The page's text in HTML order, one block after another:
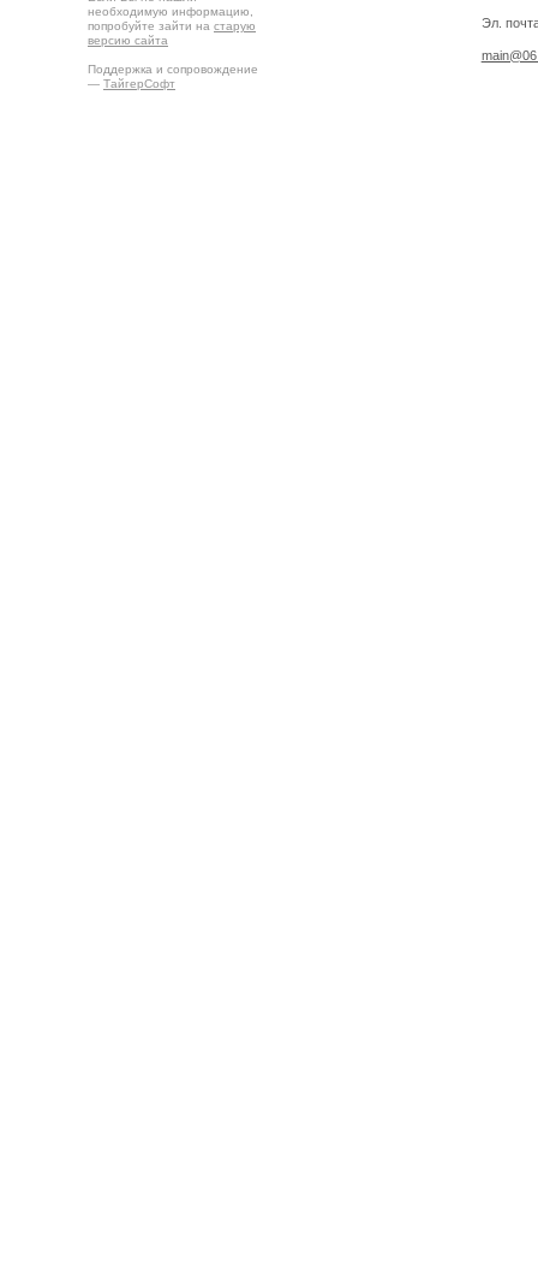
необходимую информацию,
попробуйте зайти на старую
версию сайта
Поддержка и сопровождение
— ТайгерСофт
Эл.